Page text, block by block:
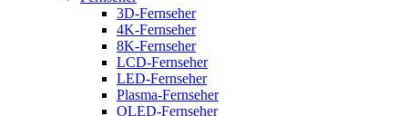
3D-Fernseher
4K-Fernseher
8K-Fernseher
LCD-Fernseher
LED-Fernseher
Plasma-Fernseher
OLED-Fernseher